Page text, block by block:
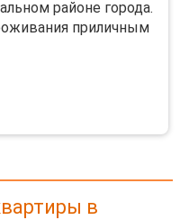
районе города.
приличным
в